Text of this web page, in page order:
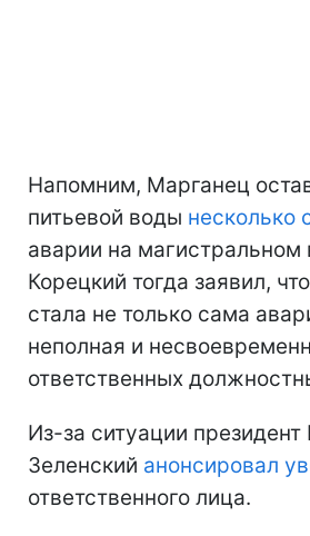
Напомним, Марганец
питьевой воды несколько
аварии на магистральном
Корецкий тогда заявил,
стала не только сама
неполная и
ответственных
Из-за ситуации
Зеленский анонсировал
ответственного лица.